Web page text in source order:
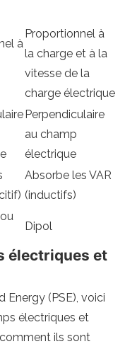
à
Proportionnel à
la charge et à la
vitesse de la
charge électrique
Perpendiculaire
au champ
électrique
Absorbe les VAR
(inductifs)
Dipol
électriques et
Energy (PSE), voici
électriques et
ils sont